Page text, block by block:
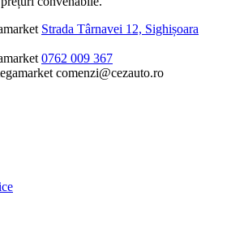
Strada Târnavei 12, Sighișoara
0762 009 367
comenzi@cezauto.ro